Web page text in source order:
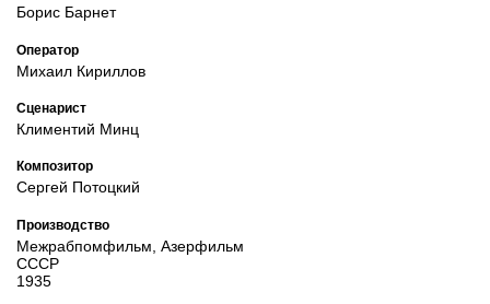
Борис Барнет
Оператор
Михаил Кириллов
Сценарист
Климентий Минц
Композитор
Сергей Потоцкий
Производство
Межрабпомфильм, Азерфильм
СССР
1935